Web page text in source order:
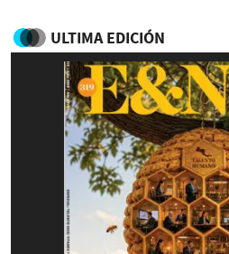
ULTIMA EDICIÓN